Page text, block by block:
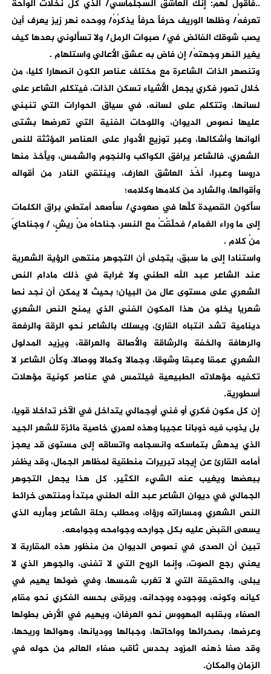
..فأقولُ لهم: إنّكَ العاشق السجلماسيُ/ الذي كلُّ نخلات الواحة
تعرفهُ/ وظلها الوريف حرفاً حرفاً يذكرُهُ/ ووحده نهر زيز يعرف أين
يصب شوقك الفائض في/ صبوات الرمل/ ولا تسألوني بعدها كيف
يغير النهر وجهتهُ/ إن فاض به عشق الأعالي واستلهام .
وتنصهر الذات الشاعرة مع مختلف عناصر الكون انصهارا كليا، من
خلال تصور فكري يجعل الأشياء تسكن الذات، فيتكلم الشاعر على
لسانها، وتتكلم على لسانه، في سياق الحوارات التي تنبني
عليها نصوص الديوان، واللوحات الفنية التي تعرضها بشتى
ألوانها وأشكالها، وعبر توزيع الأدوار على العناصر المؤثثة للنص
الشعري، فالشاعر يرافق الكواكب والنجوم والشمس، ويأخذ منها
دروسا وعبرا، أخْذ العاشق العارف، وينتقي النادر من أقواله
وأقوالها، والشارد من كلامها وكلامه؛
سأكون القصيدة كلَّها في صعودي/ سأصعد أمتطي براق الكلمات
إلى ما وراء الغمام/ فحلّقْتُ مع النسر، جناحاهُ منْ ريشٍ، / وجناحايَ
منْ كلام .
واستنادا إلى ما سبق، يتجلى أن التجوهر منتهى الرؤية الشعرية
عند الشاعر عبد الله الطني ولا غرابة في ذلك مادام النص
الشعري على مستوى عال من البيان؛ بحيث لا يمكن أن نجد نصا
شعريا يخلو من هذا المكون الفني الذي يمنح النص الشعري
دينامية تشد انتباه القارئ، ويسلك بالشاعر نحو الرقة والرفعة
والرهافة والخفة والرشاقة والأصالة والعراقة، ويزيد المدلول
الشعري عمقا وعبقا وشوقا، وجمالا وكمالا ووصالا، وكأن الشاعر لا
تكفيه مؤهلاته الطبيعية فيلتمس في عناصر كونية مؤهلات
أسطورية.
إن كل مكون فكري أو فني أوجمالي يتداخل في الآخر تداخلا قويا،
بل يذوب فيه ذوبانا عجيبا وهذه لعمري خاصية مائزة للشعر الجيد
الذي يدهش بتماسكه وانسجامه واتساقه إلى مستوى قد يعجز
أمامه القارئ عن إيجاد تبريرات منطقية لمظاهر الجمال، وقد يظفر
ببعضها ويغيب عنه الشيء الكثير. كل هذا يجعل التجوهر
الجمالي في ديوان الشاعر عبد الله الطني مبتدأ ومنتهى خرائط
النص الشعري ومساراته ورؤاه، ومطلب رحلة الشاعر ومأربه الذي
يسعى القبض عليه بكل جوارحه وجوامحه وجوامعه.
تبين أن الصدى في نصوص الديوان من منظور هذه المقاربة لا
يعني رجع الصوت، وإنما الروح التي لا تفنى، والجوهر الذي لا
يبلى، والحقيقة التي لا تغرب شمسها، وفي ضوئها يهيم في
كيانه وكونه، ووجوده ووجدانه، ويرقى بحسه الفكري نحو مقام
الصفاء وبقلبه المهووس نحو العرفان، ويهيم في الأرض بطولها
وعرضها، بصحرائها وواحاتها، وجبالها ووديانها، وهوائها وريحها،
وقد صفا ذهنه المزود بحدس ثاقب صفاء العالم من حوله في
الزمان والمكان.